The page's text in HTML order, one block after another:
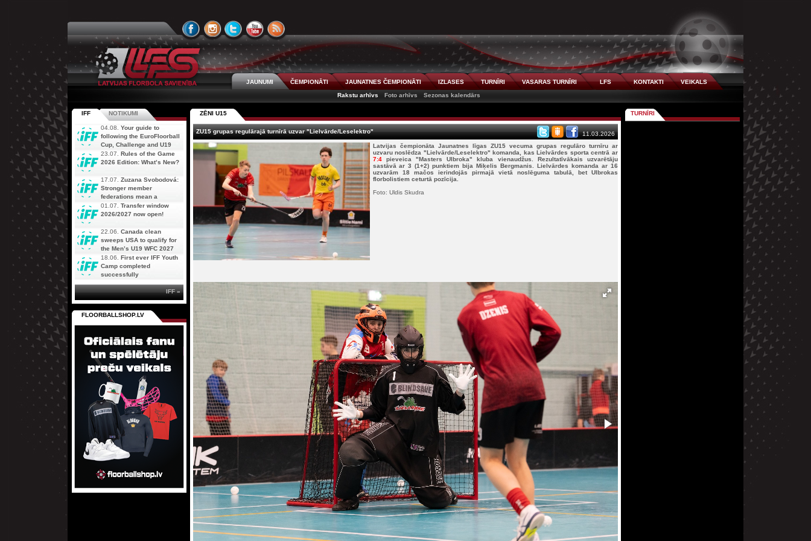
JAUNUMI ČEMPIONĀTI JAUNATNES ČEMPIONĀTI IZLASES TURNĪRI VASARAS TURNĪRI LFS KONTAKTI
VEIKALS
Rakstu arhīvs
Foto arhīvs Sezonas kalendārs
ZĒNI U15
ZU15 grupas regulārajā turnīrā uzvar "Lielvārde/Leselektro"
11.03.2026
Latvijas čempionāta Jaunatnes līgas ZU15 vecuma grupas regulāro turnīru ar
uzvaru noslēdza "Lielvārde/Leselektro" komanda, kas Lielvārdes sporta centrā ar
7:4pieveica "Masters Ulbroka" kluba vienaudžus. Rezultatīvākais uzvarētāju
sastāvā ar 3 (1+2) punktiem bija Miķelis Bergmanis. Lielvārdes komanda ar 16
uzvarām 18 mačos ierindojās pirmajā vietā noslēguma tabulā, bet Ulbrokas
florbolistiem ceturtā pozīcija.
Foto: Uldis Skudra
IFF NOTIKUMI
04.08. Your guide to
following the EuroFloorball
Cup, Challenge and U19
AOFC Qualifiers
simultaneously
23.07. Rules of the Game
2026 Edition: What’s New?
17.07. Zuzana Svobodová:
Stronger member
federations mean a
stronger future for floorball
01.07. Transfer window
2026/2027 now open!
22.06. Canada clean
sweeps USA to qualify for
the Men’s U19 WFC 2027
18.06. First ever IFF Youth
Camp completed
successfully
IFF »
FLOORBALLSHOP.LV
TURNĪRI